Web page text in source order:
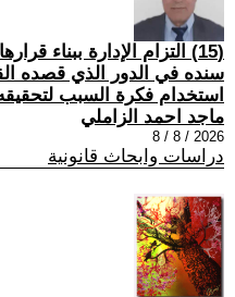
(15) التزام الإدارة ببناء
سنده في الدور الذي قصده
استخدام فكرة السبب
ماجد احمد الزاملي
2026 / 8 / 8
دراسات وابحاث قانونية